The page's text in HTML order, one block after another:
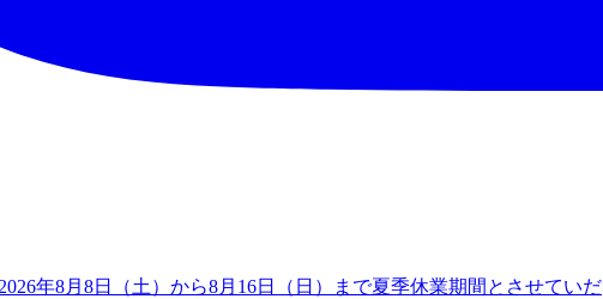
年8月8日（土）から8月16日（日）まで夏季休業期間とさせていだ